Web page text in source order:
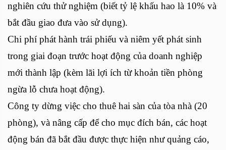
nghiên cứu thử nghiệm (biết tỷ lệ khấu hao là 10% và
bắt đầu giao đưa vào sử dụng).
Chi phí phát hành trái phiếu và niêm yết phát sinh
trong giai đoạn trước hoạt động của doanh nghiệp
mới thành lập (kèm lãi lợi ích từ khoản tiền phòng
ngừa lỗ chưa hoạt động).
Công ty dừng việc cho thuê hai sàn của tòa nhà (20
phòng), và nâng cấp để cho mục đích bán, các hoạt
động bán đã bắt đầu được thực hiện như quảng cáo,